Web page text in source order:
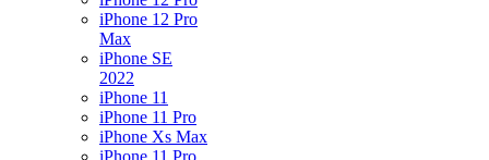
iPhone 12 Pro
Max
iPhone SE
2022
iPhone 11
iPhone 11 Pro
iPhone Xs Max
iPhone 11 Pro